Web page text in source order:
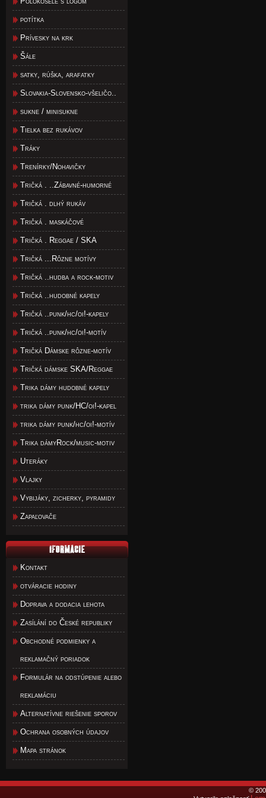
potítka
Prívesky na krk
Šále
satky, rúška, arafatky
Slovakia-Slovensko-všeličo..
sukne / minisukne
Tielka bez rukávov
Tráky
Trenírky/Nohavičky
Tričká . ..Zábavné-humorné
Tričká . dlhý rukáv
Tričká . maskáčové
Tričká . Reggae / SKA
Tričká ...Rôzne motívy
Tričká ..hudba a rock-motiv
Tričká ..hudobné kapely
Tričká ..punk/hc/oi!-kapely
Tričká ..punk/hc/oi!-motív
Tričká Dámske rôzne-motív
Tričká dámske SKA/Reggae
Trika dámy hudobné kapely
trika dámy punk/HC/oi!-kapel
trika dámy punk/hc/oi!-motív
Trika dámyRock/music-motiv
Uteráky
Vlajky
Vybijáky, zicherky, pyramidy
Zapaľovače
Kontakt
otváracie hodiny
Doprava a dodacia lehota
Zasílání do České republiky
Obchodné podmienky a
reklamačný poriadok
Formulár na odstúpenie alebo
reklamáciu
Alternatívne riešenie sporov
Ochrana osobných údajov
Mapa stránok
©